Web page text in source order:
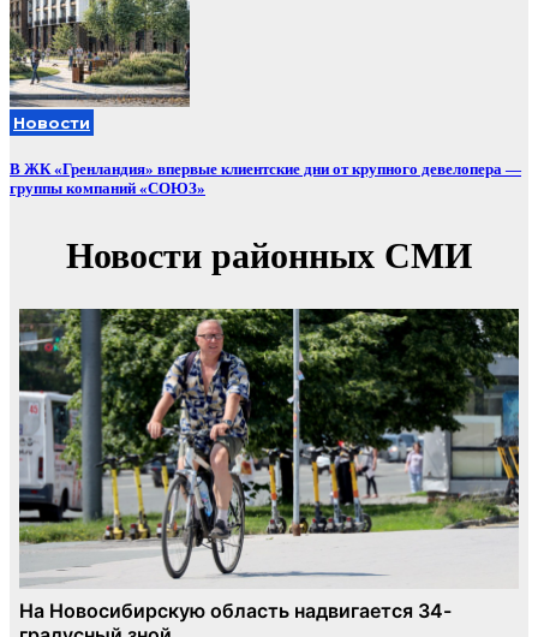
Новости
В ЖК «Гренландия» впервые клиентские дни от крупного девелопера —
группы компаний «СОЮЗ»